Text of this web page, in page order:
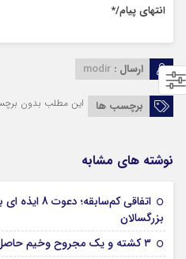
انتهای پیام/*
ارسال : modir
برچسب ها این مطلب بدون
نوشته های مشابه
اتفاقی
بزرگسالان
۳ کشته و یک مجروح وخیم حاصل تصادف شبانه در ایذه